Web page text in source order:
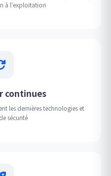
à l'exploitation
continues
les dernières technologies et
sécurité